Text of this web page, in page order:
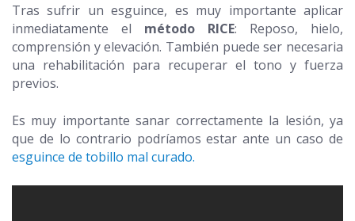
Tras sufrir un esguince, es muy importante aplicar
inmediatamente el método RICE: Reposo, hielo,
comprensión y elevación. También puede ser necesaria
una rehabilitación para recuperar el tono y fuerza
previos.
Es muy importante sanar correctamente la lesión, ya
que de lo contrario podríamos estar ante un caso de
esguince de tobillo mal curado.